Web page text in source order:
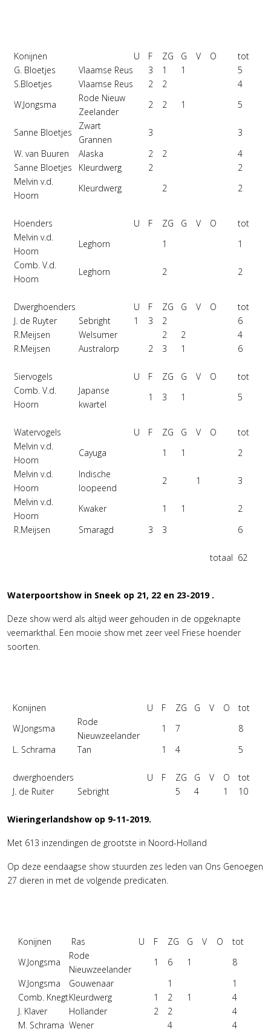
Konijnen U F ZG G V O
tot
G. Bloetjes
Vlaamse Reus 3 1 1
5
S.Bloetjes
Vlaamse Reus 2 2
4
W.Jongsma
Rode Nieuw
Zeelander
2 2 1 5
Sanne Bloetjes
Zwart
Grannen
3
3
W. van Buuren
Alaska 2 2
4
Sanne Bloetjes
Kleurdwerg 2
2
Melvin v.d.
Hoorn
Kleurdwerg 2 2
Hoenders U F ZG G V O
tot
Melvin v.d.
Hoorn
Leghorn 1
1
Comb. V.d.
Hoorn
Leghorn 2 2
Dwerghoenders U F ZG G V O
tot
J. de Ruyter
Sebright 1 3 2
6
R.Meijsen
Welsumer 2 2
4
R.Meijsen
Australorp 2 3 1 6
Siervogels U F ZG G V O
tot
Comb. V.d.
Hoorn
Japanse
kwartel
1 3 1 5
Watervogels U F ZG G V O
tot
Melvin v.d.
Hoorn
Cayuga 1 1
2
Melvin v.d.
Hoorn
Indische
loopeend
2 1
3
Melvin v.d.
Hoorn
Kwaker 1 1
2
R.Meijsen
Smaragd 3 3 6
totaal 62
Waterpoortshow in Sneek op 21, 22 en 23-2019 .
Deze show werd als altijd weer gehouden in de opgeknapte
veemarkthal. Een mooie show met zeer veel Friese hoender
soorten.
Konijnen U F ZG G V O
tot
W.Jongsma
Rode
Nieuwzeelander
1 7
8
L. Schrama
Tan 1 4 5
dwerghoenders U F ZG G V O
tot
J. de Ruiter
Sebright 5 4 1 10
Wieringerlandshow op 9-11-2019.
Met 613 inzendingen de grootste in Noord-Holland
Op deze eendaagse show stuurden zes leden van Ons Genoegen
27 dieren in met de volgende predicaten.
Konijnen Ras U F ZG G V O
tot
W.Jongsma
Rode
Nieuwzeelander
1 6 1
8
W.Jongsma
Gouwenaar 1
1
Comb. KnegtKleurdwerg 1 2 1
4
J. Klaver
Hollander 2 2
4
M. Schrama Wener 4
4